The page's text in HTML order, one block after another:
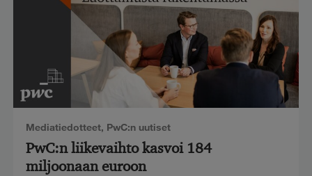
Mediatiedotteet, PwC:n uutiset
PwC:n liikevaihto kasvoi 184
miljoonaan euroon